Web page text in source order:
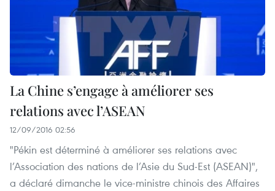
La Chine s’engage à améliorer ses
relations avec l’ASEAN
12/09/2016 02:56
"Pékin est déterminé à améliorer ses relations avec
l’Association des nations de l’Asie du Sud-Est (ASEAN)",
a déclaré dimanche le vice-ministre chinois des Affaires